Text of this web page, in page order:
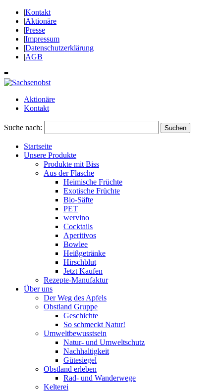
|Kontakt
|Aktionäre
|Presse
|Impressum
|Datenschutzerklärung
|AGB
≡
Aktionäre
Kontakt
Suche nach: Suchen
Startseite
Unsere Produkte
Produkte mit Biss
Aus der Flasche
Heimische Früchte
Exotische Früchte
Bio-Säfte
PET
wervino
Cocktails
Aperitivos
Bowlee
Heißgetränke
Hirschblut
Jetzt Kaufen
Rezepte-Manufaktur
Über uns
Der Weg des Apfels
Obstland Gruppe
Geschichte
So schmeckt Natur!
Umweltbewusstsein
Natur- und Umweltschutz
Nachhaltigkeit
Gütesiegel
Obstland erleben
Rad- und Wanderwege
Kelterei